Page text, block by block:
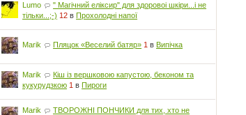
Lumo
" Магічний еліксир" для здоровоі шкіри...і не
тільки...;-) 12 вПрохолодні напої
Marik Пляцок «Веселий батяр» 1 вВипічка
Marik
Кіш із вершковою капустою, беконом та
кукурудзкою 1 вПироги
Marik
ТВОРОЖНІ ПОНЧИКИ для тих, хто не